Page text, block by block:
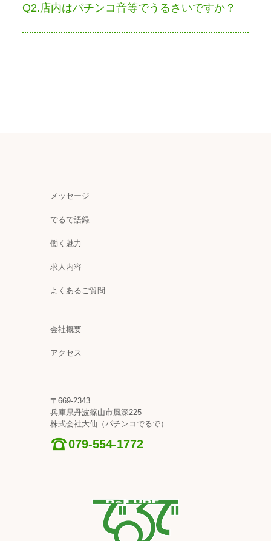
Q2.店内はパチンコ音等でうるさいですか？
メッセージ
でるで語録
働く魅力
求人内容
よくあるご質問
会社概要
アクセス
〒669-2343
兵庫県丹波篠山市風深225
株式会社大仙（パチンコでるで）
079-554-1772